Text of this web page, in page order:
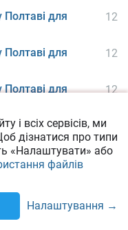
Полтаві для
12
Полтаві для
12
Полтаві для
12
Полтаві для
12
Полтаві для
для
і всіх сервісів, ми
дізнатися про типи
«Налаштувати» або
файлів
Налаштування →